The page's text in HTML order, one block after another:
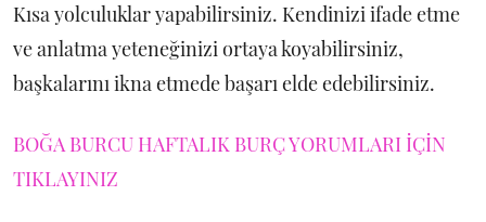
Kısa yolculuklar yapabilirsiniz. Kendinizi ifade etme
ve anlatma yeteneğinizi ortaya koyabilirsiniz,
başkalarını ikna etmede başarı elde edebilirsiniz.
BOĞA BURCU HAFTALIK BURÇ YORUMLARI İÇİN
TIKLAYINIZ